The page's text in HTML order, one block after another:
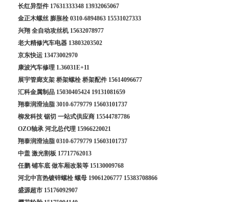
长红异型件 17631333348 13932065067
金正木螺丝 膨胀栓 0310-6894863 15531027333
兴翔 全自动攻丝机 15632078977
老大精修汽车电器 13803203502
京东快运 13473002970
康波汽车修理 1.36031E+11
展宇管廊支架 桥架螺栓 桥架配件 15614096677
汇科金属制品 15030405424 19131081659
翔泰润滑油脂 3010-6779779 15603101737
柳发科技 锯切 一站式供应商 15544787786
OZO轴承 河北总代理 15966220021
翔泰润滑油脂 0310-6779779 15603101737
中盖 激光割板 17717762013
任鹏 铺车底 做车厢改装等 15130009768
河北中言热镀锌螺栓 螺母 19061206777 15383708866
盛源超市 15176092907